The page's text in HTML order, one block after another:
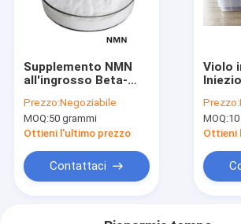
Supplemento NMN
all'ingrosso Beta-
mononucleotide 99%
polvere di NMN anti-
invecchiamento
Prezzo:Negoziabile
MOQ:50 grammi
Ottieni l'ultimo prezzo
Contattaci
Violo
Prezzo:
MOQ:
Ottieni